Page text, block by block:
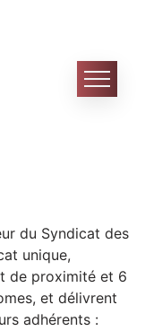
du Syndicat des
unique,
de proximité et 6
et délivrent
adhérents :